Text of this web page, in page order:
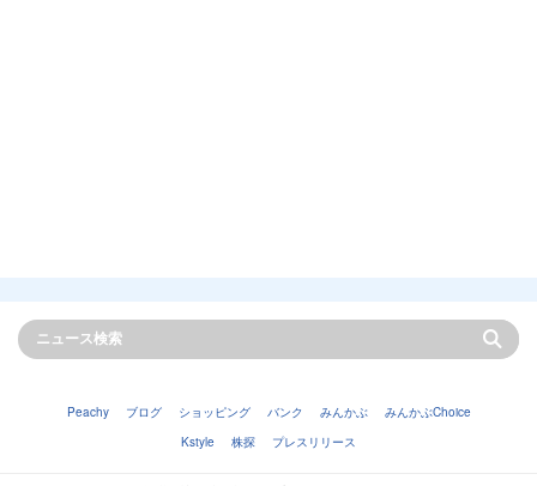
Peachy ブログ ショッピング バンク みんかぶ
みんかぶChoice
Kstyle
株探 プレスリリース